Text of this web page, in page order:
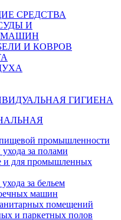
СРЕДСТВА
И
МАШИН
И КОВРОВ
ГИГИЕНА
промышленности
за полами
и для промышленных
за бельем
машин
помещений
и паркетных полов